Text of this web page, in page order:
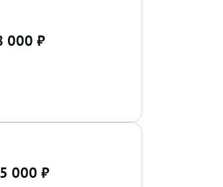
000 ₽
000 ₽